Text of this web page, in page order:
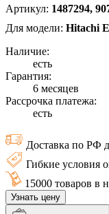
Артикул: 1487294,
Для модели: Hitachi
Наличие:
есть
Гарантия:
6 месяцев
Рассрочка платежа:
есть
Доставка по РФ
Гибкие условия
15000 товаров в
Узнать цену